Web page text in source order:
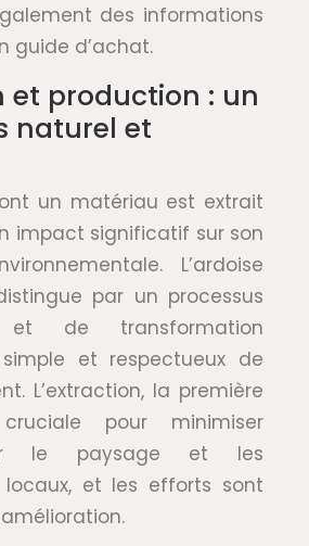
des informations
guide d’achat.
et production : un
naturel et
un matériau est extrait
impact significatif sur son
L’ardoise
par un processus
et de transformation
et respectueux de
L’extraction, la première
pour minimiser
le paysage et les
locaux, et les efforts sont